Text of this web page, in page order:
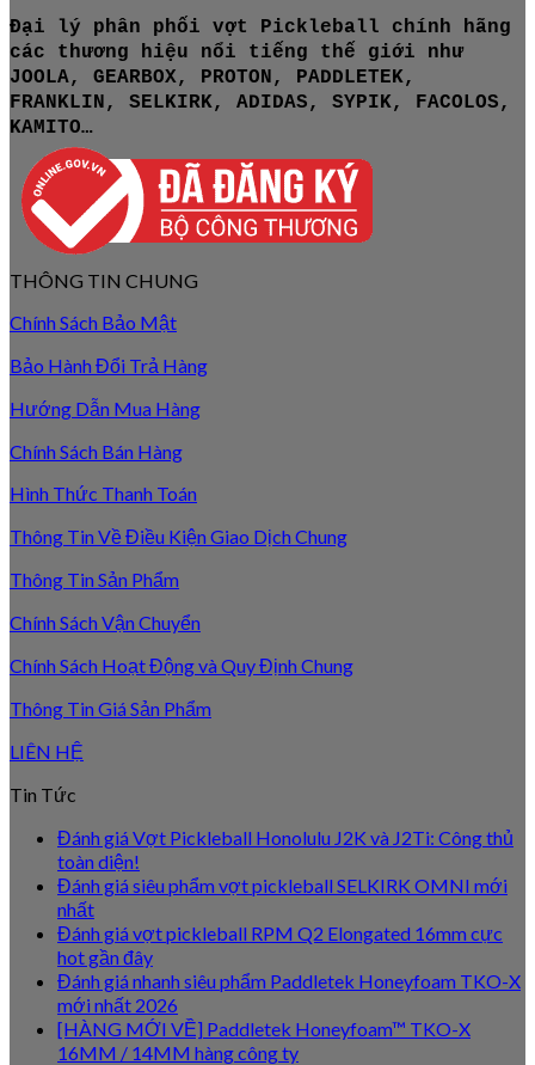
Đại lý phân phối vợt Pickleball chính hãng
các thương hiệu nổi tiếng thế giới như
JOOLA, GEARBOX, PROTON, PADDLETEK,
FRANKLIN, SELKIRK, ADIDAS, SYPIK, FACOLOS,
KAMITO…
THÔNG TIN CHUNG
Chính Sách Bảo Mật
Bảo Hành Đổi Trả Hàng
Hướng Dẫn Mua Hàng
Chính Sách Bán Hàng
Hình Thức Thanh Toán
Thông Tin Về Điều Kiện Giao Dịch Chung
Thông Tin Sản Phẩm
Chính Sách Vận Chuyển
Chính Sách Hoạt Động và Quy Định Chung
Thông Tin Giá Sản Phẩm
LIÊN HỆ
Tin Tức
Đánh giá Vợt Pickleball Honolulu J2K và J2Ti: Công thủ
toàn diện!
Đánh giá siêu phẩm vợt pickleball SELKIRK OMNI mới
nhất
Đánh giá vợt pickleball RPM Q2 Elongated 16mm cực
hot gần đây
Đánh giá nhanh siêu phẩm Paddletek Honeyfoam TKO-X
mới nhất 2026
[HÀNG MỚI VỀ] Paddletek Honeyfoam™ TKO-X
16MM / 14MM hàng công ty